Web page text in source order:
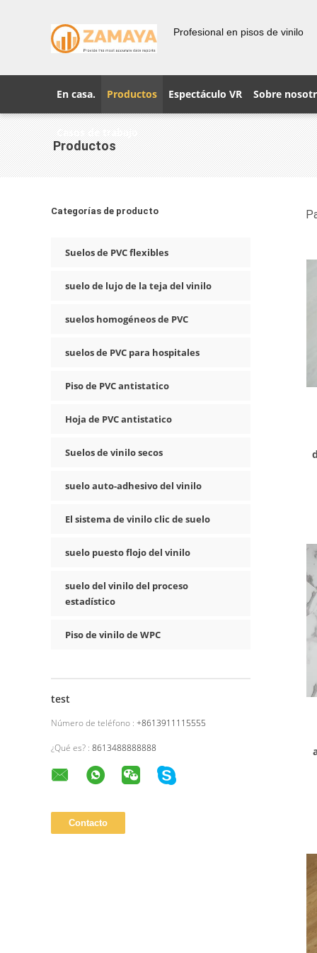
Profesional en pisos de vinilo
En casa. Productos Espectáculo VR Sobre
Casos de trabajo
Productos
Categorías de producto
Suelos de PVC flexibles
suelo de lujo de la teja del vinilo
suelos homogéneos de PVC
suelos de PVC para hospitales
Piso de PVC antistatico
Hoja de PVC antistatico
Suelos de vinilo secos
suelo auto-adhesivo del vinilo
El sistema de vinilo clic de suelo
suelo puesto flojo del vinilo
suelo del vinilo del proceso
estadístico
Piso de vinilo de WPC
test
Número de teléfono : +8613911115555
¿Qué es? : 8613488888888